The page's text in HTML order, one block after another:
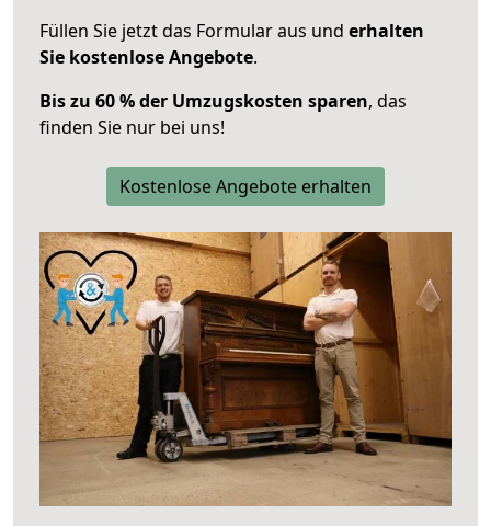
Füllen Sie jetzt das Formular aus und erhalten
Sie kostenlose Angebote.
Bis zu 60 % der Umzugskosten sparen, das
finden Sie nur bei uns!
Kostenlose Angebote erhalten